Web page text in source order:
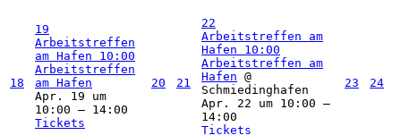
18
19
Arbeitstreffen
am Hafen 10:00
Arbeitstreffen
am Hafen
Apr. 19 um
10:00 – 14:00
Tickets
20 21
22
Arbeitstreffen am
Hafen 10:00
Arbeitstreffen am
Hafen @
Schmiedinghafen
Apr. 22 um 10:00 –
14:00
Tickets
23 24